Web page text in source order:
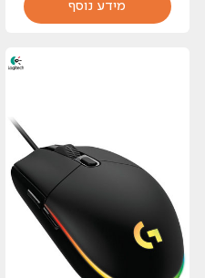
מידע נוסף